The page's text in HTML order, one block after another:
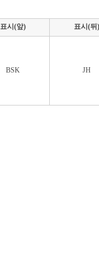
표시(앞) 표시(뒤)
BSK JH